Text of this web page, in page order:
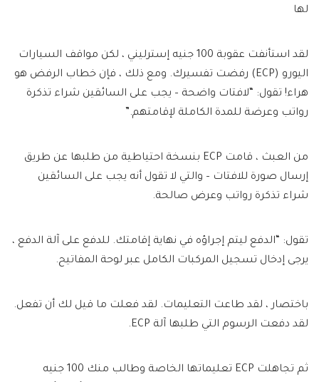
لها
لقد استأنفت عقوبة 100 جنيه إسترليني ، لكن مواقف السيارات
اليورو (ECP) رفضت تفسيرك. ومع ذلك ، فإن خطاب الرفض هو
هراء! تقول: “لافتات واضحة – يجب على السائقين شراء تذكرة
رواتب وعرضة للمدة الكاملة لإقامتهم.”
من العبث ، قامت ECP بنسخة احتياطية من طلبها عن طريق
إرسال صورة للافتات – والتي لا تقول أنه يجب على السائقين
شراء تذكرة رواتب وعرض صالحة.
تقول: “الدفع ليتم إجراؤه في نهاية إقامتك. للدفع على آلة الدفع ،
يرجى إدخال تسجيل المركبات الكامل عبر لوحة المفاتيح.
باختصار ، لقد طاعت التعليمات. لقد فعلت ما قيل لك أن تفعل.
لقد دفعت الرسوم التي طلبها آلة ECP.
ثم تجاهلت ECP تعليماتها الخاصة وطالب منك 100 جنيه